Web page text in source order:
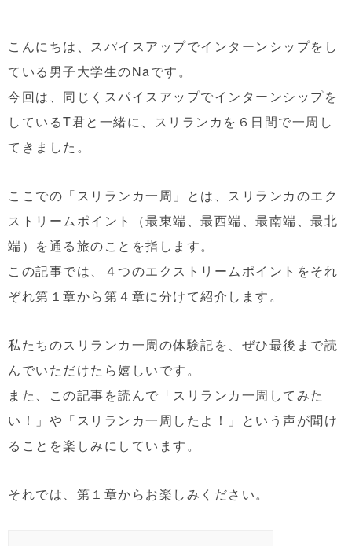
こんにちは、スパイスアップでインターンシップをし
ている男子大学生のNaです。
今回は、同じくスパイスアップでインターンシップを
しているT君と一緒に、スリランカを６日間で一周し
てきました。
ここでの「スリランカ一周」とは、スリランカのエク
ストリームポイント（最東端、最西端、最南端、最北
端）を通る旅のことを指します。
この記事では、４つのエクストリームポイントをそれ
ぞれ第１章から第４章に分けて紹介します。
私たちのスリランカ一周の体験記を、ぜひ最後まで読
んでいただけたら嬉しいです。
また、この記事を読んで「スリランカ一周してみた
い！」や「スリランカ一周したよ！」という声が聞け
ることを楽しみにしています。
それでは、第１章からお楽しみください。